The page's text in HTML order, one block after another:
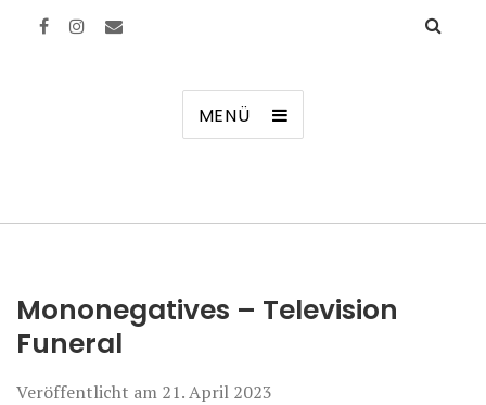
MENÜ
Mononegatives – Television
Funeral
Veröffentlicht am 21. April 2023